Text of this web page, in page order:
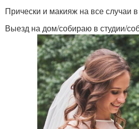
Прически и макияж на все случаи
Выезд на дом/собираю в студии/